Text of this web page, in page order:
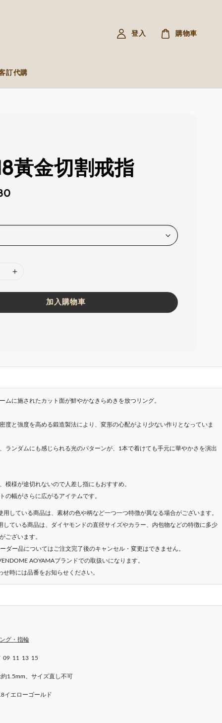
訂代購
登入 購物車
黃金切割戒指
加入購物車
ムに施されたカット面が鮮やかなきらめきを放つリング。
度と強度を高める鍛造製法により、変形の心配がより少ない作りとなっていま
ランダムにも感じられる光のパターンが、1本で着けても手元に華やかさを演出
模様が途切れないので人差し指にもおすすめ。
の幅がさらに広がるアイテムです。
用している商品は、素材の色や柄など一つ一つ特徴が異なる場合がございます。
している商品は、ダイヤモンドの直径サイズやカラー、内包物などの特徴に多少
ございます。
ダー品についてはご注文完了後のキャンセル・変更はできません。
AOYAMAブランドでの取扱いになります。
時には品番をお知らせください。
グ・指輪
09 11 13 15
約1.5mm、サイズ直し不可
イエローゴールド